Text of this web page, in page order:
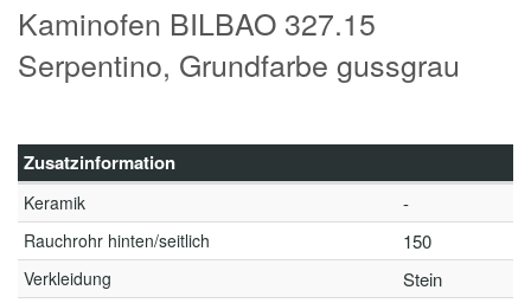
Kaminofen BILBAO 327.15
Serpentino, Grundfarbe gussgrau
Zusatzinformation
Keramik -
Rauchrohr hinten/seitlich 150
Verkleidung Stein